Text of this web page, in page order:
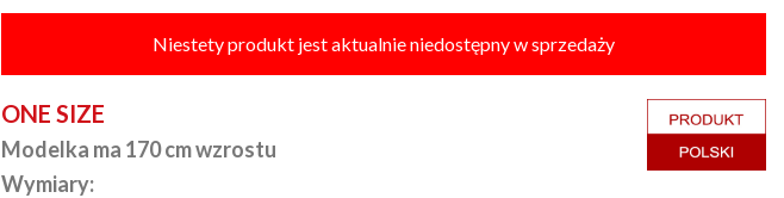
Niestety produkt jest aktualnie niedostępny w sprzedaży
ONE SIZE
Modelka ma 170 cm wzrostu
Wymiary: